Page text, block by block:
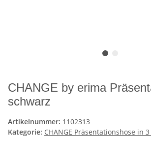
CHANGE by erima
schwarz
Artikelnummer: 1102313
Kategorie: CHANGE Präsentationshose in